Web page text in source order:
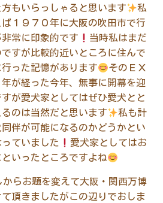
もいらっしゃると思います
私
１９７０年に大阪の吹田市で行
常に印象的です
当時私はまだ
すが比較的近いところに住んで
った記憶があります
そのＥＸ
が経った今年、無事に開幕を迎
が愛犬家としてはぜひ愛犬とと
のは当然だと思います
私も計
伴が可能になるのかどうかとい
ていました
愛犬家としてはお
いったところですよね
からお題を変えて大阪・関西万博
頂きましたがこの辺りでおしま